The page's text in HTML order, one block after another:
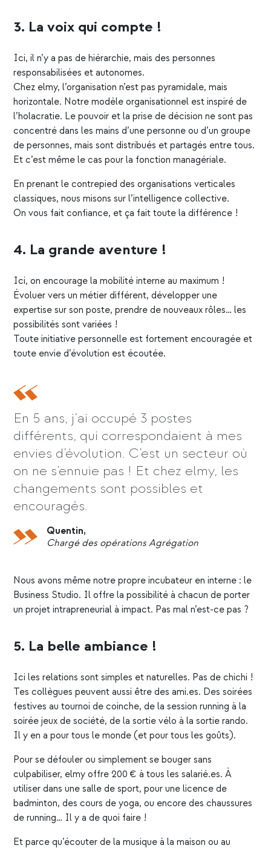
3. La voix qui compte !
Ici, il n’y a pas de hiérarchie, mais des personnes
responsabilisées et autonomes.
Chez elmy, l’organisation n’est pas pyramidale, mais
horizontale. Notre modèle organisationnel est inspiré de
l’holacratie. Le pouvoir et la prise de décision ne sont pas
concentré dans les mains d’une personne ou d’un groupe
de personnes, mais sont distribués et partagés entre tous.
Et c’est même le cas pour la fonction managériale.
En prenant le contrepied des organisations verticales
classiques, nous misons sur l’intelligence collective.
On vous fait confiance, et ça fait toute la différence !
4. La grande aventure !
Ici, on encourage la mobilité interne au maximum !
Évoluer vers un métier différent, développer une
expertise sur son poste, prendre de nouveaux rôles… les
possibilités sont variées !
Toute initiative personnelle est fortement encouragée et
toute envie d’évolution est écoutée.
En 5 ans, j’ai occupé 3 postes
différents, qui correspondaient à mes
envies d’évolution. C’est un secteur où
on ne s’ennuie pas ! Et chez elmy, les
changements sont possibles et
encouragés.
Quentin,
Chargé des opérations Agrégation
Nous avons même notre propre incubateur en interne : le
Business Studio. Il offre la possibilité à chacun de porter
un projet intrapreneurial à impact. Pas mal n’est-ce pas ?
5. La belle ambiance !
Ici les relations sont simples et naturelles. Pas de chichi !
Tes collègues peuvent aussi être des ami.es. Des soirées
festives au tournoi de coinche, de la session running à la
soirée jeux de société, de la sortie vélo à la sortie rando.
Il y en a pour tous le monde (et pour tous les goûts).
Pour se défouler ou simplement se bouger sans
culpabiliser, elmy offre 200 € à tous les salarié.es. À
utiliser dans une salle de sport, pour une licence de
badminton, des cours de yoga, ou encore des chaussures
de running… Il y a de quoi faire !
Et parce qu’écouter de la musique à la maison ou au